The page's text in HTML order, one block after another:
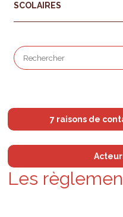
SCOLAIRES
7 raisons de
Les